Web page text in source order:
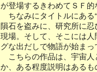
が登場するきわめてＳＦ
ちなみにタイトルにある
隕石を盗みに、研究所に
現場。そして、そこには
グな出だしで物語が始まっ
こちらの作品は、宇宙人
か、ある程度説明はある